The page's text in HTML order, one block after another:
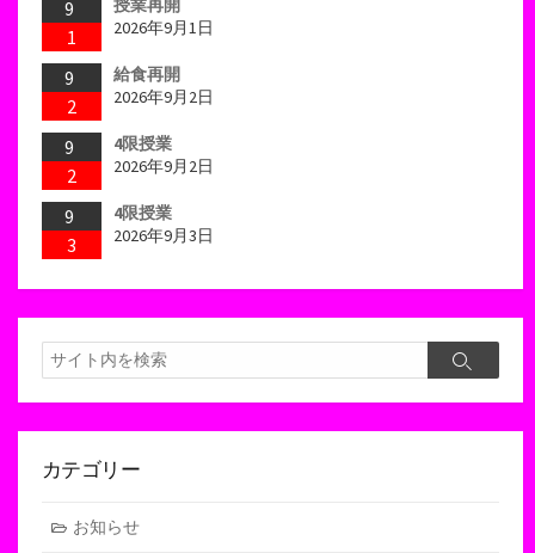
9
1
授業再開
2026年9月1日
9
2
給食再開
2026年9月2日
9
2
4限授業
2026年9月2日
9
3
4限授業
2026年9月3日
検
索
検
カテゴリー
お知らせ